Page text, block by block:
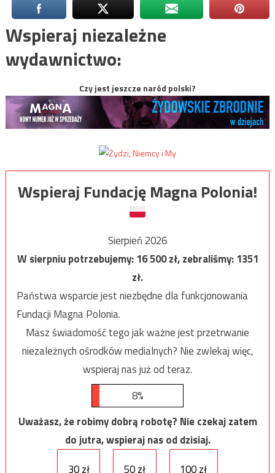
Wspieraj niezależne
wydawnictwo:
Czy jest jeszcze naród polski?
Wspieraj Fundację Magna Polonia!
Sierpień 2026
W sierpniu potrzebujemy:16 500zł, zebraliśmy:1351
zł.
Państwa wsparcie jest niezbędne dla funkcjonowania
Fundacji Magna Polonia.
Masz świadomość tego jak ważne jest przetrwanie
niezależnych ośrodków medialnych? Nie zwlekaj więc,
wspieraj nas już od teraz.
8%
Uważasz, że robimy dobrą robotę? Nie czekaj zatem
do jutra, wspieraj nas od dzisiaj.
30 zł
50 zł 100 zł